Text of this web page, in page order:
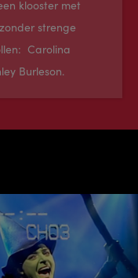
klooster met
strenge
Carolina
Burleson.